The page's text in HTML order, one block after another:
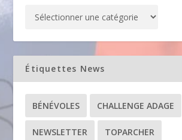
Étiquettes News
BÉNÉVOLES CHALLENGE ADAGE
NEWSLETTER TOPARCHER